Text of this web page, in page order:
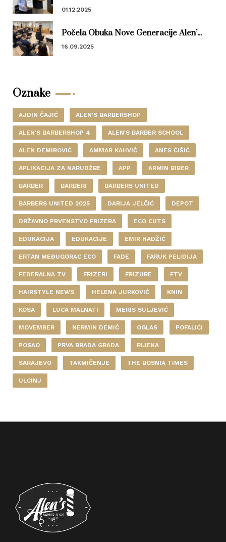
01.12.2025
Počela Obuka Nove Generacije Alen’...
16.09.2025
Oznake
AJDIN ČAJIĆ ALEN'S BARBERSHOP
ALEN'S BARBERSHOP 4 ALEN'S BARBER SCHOOL
ALEN DEMIROVIĆ AMMAR KAHVIĆ ANES ĆIŠIĆ
APLIKACIJA ZA NARUDŽBE APP ARMIN BIBER
BARBER BARBERI BARBERS UNITED
BARBERS UNITED 2025 DARIJA JELČIĆ DEPOT
DRŽAVNO PRVENSTVO FRIZERA ECO CUTS
EDUKACIJA EDUKACIJE EMIR HADŽIĆ
ERTAN MEĐUGORAC ECO FADE FARUK PELIDIJA
FEDERALNA TV FRIZERI FRIZURE FTV
HAIRSTYLE NEWS HELENA JURKOVIĆ KNIN
KOSA LUCA MALNATI MERIS SULJEVIĆ
MOVEMBER NERMIN DEMIĆ OGLAS POFALIĆI
POSAO PRVA BRADA GRADA RIJEKA
SARAJEVO TAKMIČENJE THE BOSNIA TIMES
ULCINJ